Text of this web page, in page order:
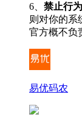
6、 禁止行为
则对你的系
官方概不负
易优码农